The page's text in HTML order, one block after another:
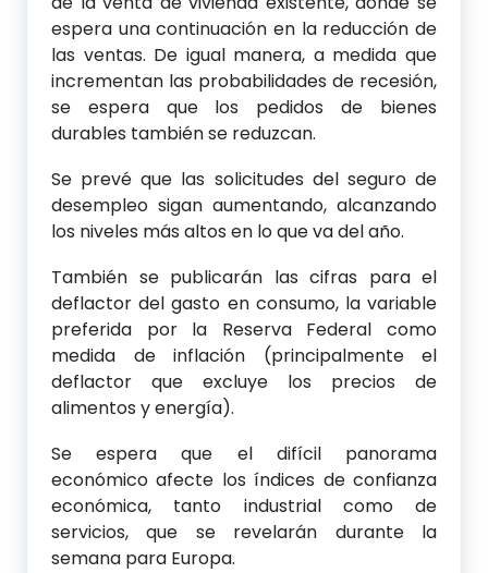
espera una continuación en la reducción de
las ventas. De igual manera, a medida que
incrementan las probabilidades de recesión,
se espera que los pedidos de bienes
durables también se reduzcan.
Se prevé que las solicitudes del seguro de
desempleo sigan aumentando, alcanzando
los niveles más altos en lo que va del año.
También se publicarán las cifras para el
deflactor del gasto en consumo, la variable
preferida por la Reserva Federal como
medida de inflación (principalmente el
deflactor que excluye los precios de
alimentos y energía).
Se espera que el difícil panorama
económico afecte los índices de confianza
económica, tanto industrial como de
servicios, que se revelarán durante la
semana para Europa.